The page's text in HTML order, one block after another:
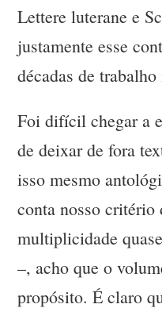
Lettere luterane e
justamente esse
décadas de
Foi difícil chegar a
de deixar de fora
isso mesmo
conta nosso critério
multiplicidade
–, acho que o
propósito. É claro